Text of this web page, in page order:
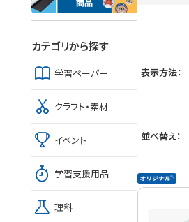
表示方法：
並べ替え：
カテゴリから探す
学習ペーパー
クラフト・素材
イベント
学習支援用品
理科